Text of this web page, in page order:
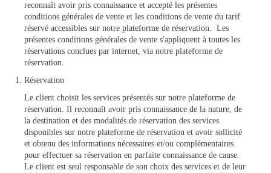
reconnaît avoir pris connaissance et accepté les présentes
conditions générales de vente et les conditions de vente du tarif
réservé accessibles sur notre plateforme de réservation. Les
présentes conditions générales de vente s'appliquent à toutes les
réservations conclues par internet, via notre plateforme de
réservation.
Réservation
Le client choisit les services présentés sur notre plateforme de
réservation. Il reconnaît avoir pris connaissance de la nature, de
la destination et des modalités de réservation des services
disponibles sur notre plateforme de réservation et avoir sollicité
et obtenu des informations nécessaires et/ou complémentaires
pour effectuer sa réservation en parfaite connaissance de cause.
Le client est seul responsable de son choix des services et de leur